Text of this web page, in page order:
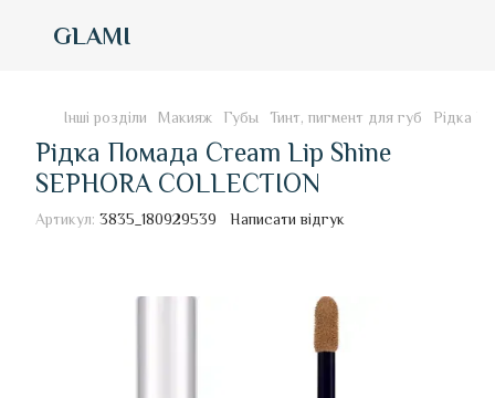
GLAMI
Інші розділи Макияж Губы Тинт, пигмент для губ Рідка
Рідка Помада Cream Lip Shine
SEPHORA COLLECTION
Артикул: 3835_180929539 Написати відгук